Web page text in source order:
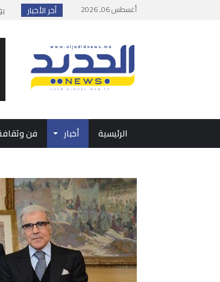
أغسطس 06, 2026 أخر الأخبار
الرئيسية أخبار فن